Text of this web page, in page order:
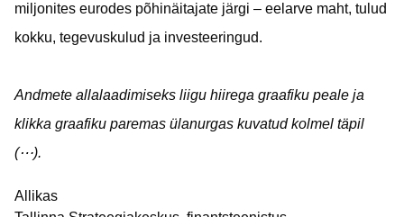
miljonites eurodes põhinäitajate järgi – eelarve maht, tulud
kokku, tegevuskulud ja investeeringud.
Andmete allalaadimiseks liigu hiirega graafiku peale ja
klikka graafiku paremas ülanurgas kuvatud kolmel täpil
(⋯).
Allikas